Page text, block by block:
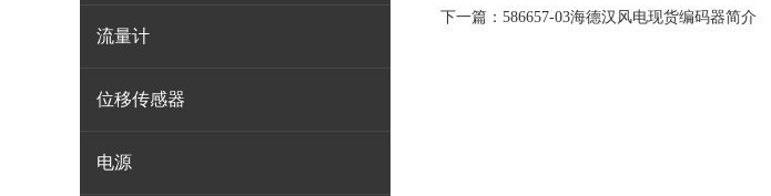
流量计
位移传感器
电源
下一篇： 586657-03海德汉风电现货编码器简介